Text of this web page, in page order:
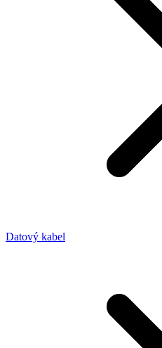
Datový kabel